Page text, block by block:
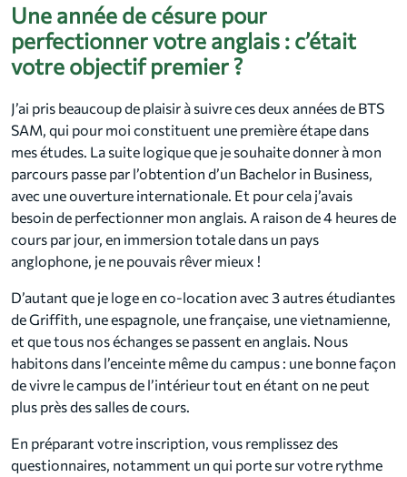
Une année de césure pour
perfectionner votre anglais : c’était
votre objectif premier ?
J’ai pris beaucoup de plaisir à suivre ces deux années de BTS
SAM, qui pour moi constituent une première étape dans
mes études. La suite logique que je souhaite donner à mon
parcours passe par l’obtention d’un Bachelor in Business,
avec une ouverture internationale. Et pour cela j’avais
besoin de perfectionner mon anglais. A raison de 4 heures de
cours par jour, en immersion totale dans un pays
anglophone, je ne pouvais rêver mieux !
D’autant que je loge en co-location avec 3 autres étudiantes
de Griffith, une espagnole, une française, une vietnamienne,
et que tous nos échanges se passent en anglais. Nous
habitons dans l’enceinte même du campus : une bonne façon
de vivre le campus de l’intérieur tout en étant on ne peut
plus près des salles de cours.
En préparant votre inscription, vous remplissez des
questionnaires, notamment un qui porte sur votre rythme